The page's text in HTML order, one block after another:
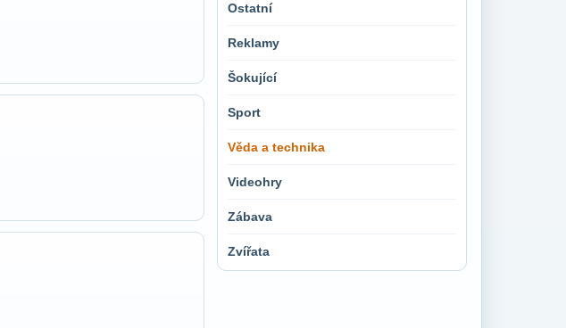
Ostatní
Reklamy
Šokující
Sport
Věda a technika
Videohry
Zábava
Zvířata